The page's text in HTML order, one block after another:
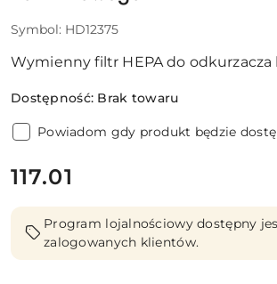
Symbol: HD12375
Wymienny filtr HEPA do
Dostępność: Brak towaru
Powiadom gdy produkt będzie
cena:
117.01
Program lojalnościowy dostępny
zalogowanych klientów.